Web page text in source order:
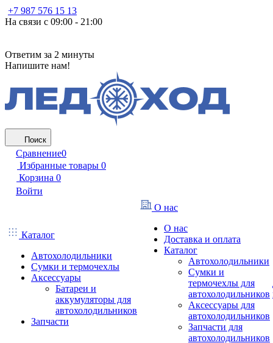
+7 987 576 15 13
На связи с 09:00 - 21:00
Ответим за 2 минуты
Напишите нам!
Поиск
Сравнение0
Избранные товары 0
Корзина 0
Войти
Каталог
Автохолодильники
Сумки и термочехлы
Аксессуары
Батареи и
аккумуляторы для
автохолодильников
Запчасти
О нас
О нас
Доставка и оплата
Каталог
Автохолодильники
Сумки и
термочехлы для
автохолодильников
Аксессуары для
автохолодильников
Запчасти для
автохолодильников